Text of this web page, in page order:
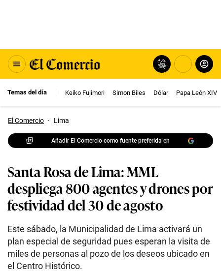
Temas del día Keiko Fujimori Simon Biles Dólar Papa León XIV
El Comercio · Lima
Añadir El Comercio como fuente preferida en
Santa Rosa de Lima: MML
despliega 800 agentes y drones por
festividad del 30 de agosto
Este sábado, la Municipalidad de Lima activará un
plan especial de seguridad pues esperan la visita de
miles de personas al pozo de los deseos ubicado en
el Centro Histórico.